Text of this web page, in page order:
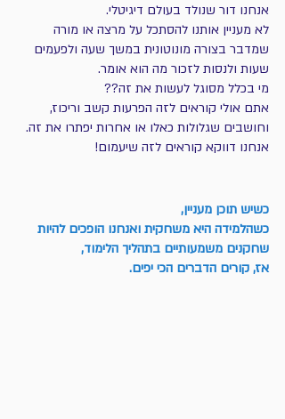
אנחנו דור שנולד בעולם דיגיטלי.
לא מעניין אותנו להסתכל על מרצה או מורה
שמדבר בצורה מונוטונית במשך שעה ולפעמים
שעות ולנסות לזכור מה הוא אומר.
מי בכלל מסוגל לעשות את זה??
אתם אולי קוראים לזה הפרעות קשב וריכוז,
וחושבים שגלולות כאלו או אחרות יפתרו את זה.
אנחנו דווקא קוראים לזה שיעמום!
כשיש תוכן מעניין,
כשהלמידה היא משחקית ואנחנו הופכים להיות
שחקנים משמעותיים בתהליך הלימוד,
אז, קורים הדברים הכי יפים.